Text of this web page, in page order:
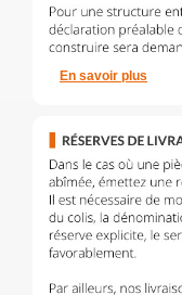
En savoir plus